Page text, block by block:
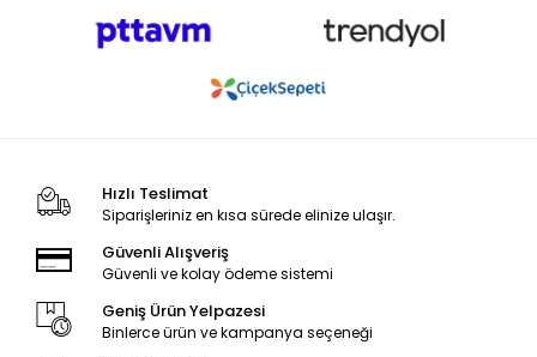
Hızlı Teslimat
Siparişleriniz en kısa sürede elinize ulaşır.
Güvenli Alışveriş
Güvenli ve kolay ödeme sistemi
Geniş Ürün Yelpazesi
Binlerce ürün ve kampanya seçeneği